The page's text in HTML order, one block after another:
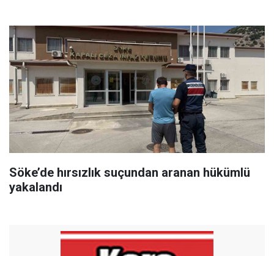
Söke’de hırsızlık suçundan aranan hükümlü
yakalandı